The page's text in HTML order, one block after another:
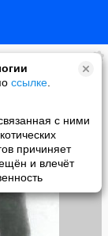
ссылке
с ними
причиняет
и влечёт